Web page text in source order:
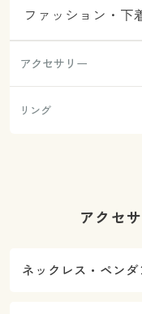
ファッション・下
アクセサリー
リング
アクセ
ネックレス・ペンダ